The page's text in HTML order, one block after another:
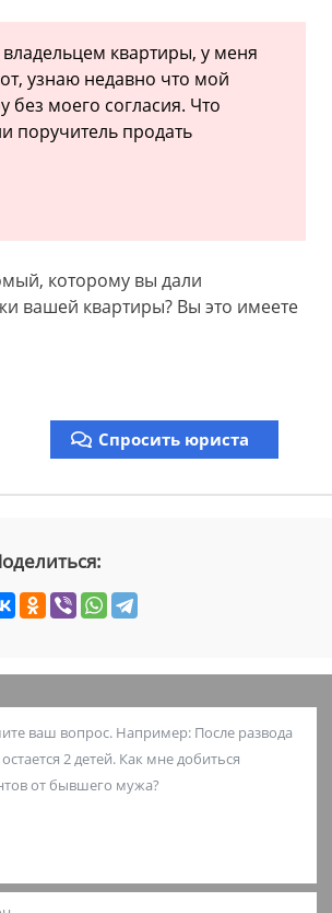
квартиры, у меня
узнаю недавно что мой
без моего согласия. Что
поручитель продать
которому вы дали
вашей квартиры? Вы это имеете
Спросить юриста